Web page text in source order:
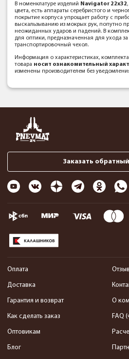
В номенклатуре изделий Navigator 22x32
цвета, есть аппараты серебристого и
покрытие корпуса упрощает работу с
выскальзыванию из мокрых рук, попутно
неожиданных ударов и падений. В
для оптики, предназначенная для ухода
транспортировочный чехол.
Информация о характеристиках,
товара носит ознакомительный
изменены производителем без
Заказать
Оплата
Доставка
Гарантия и возврат
Как сделать заказ
Оптовикам
Блог
О
FAQ